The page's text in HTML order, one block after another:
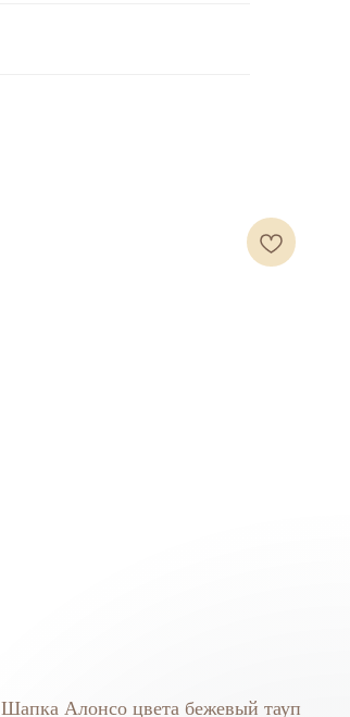
Шапка Алонсо цвета бежевый тауп